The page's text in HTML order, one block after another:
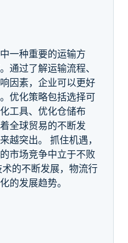
一种重要的运输方
通过了解运输流程、
因素，企业可以更好
优化策略包括选择可
工具、优化仓储布
全球贸易的不断发
越突出。 抓住机遇，
市场竞争中立于不败
的不断发展，物流行
的发展趋势。